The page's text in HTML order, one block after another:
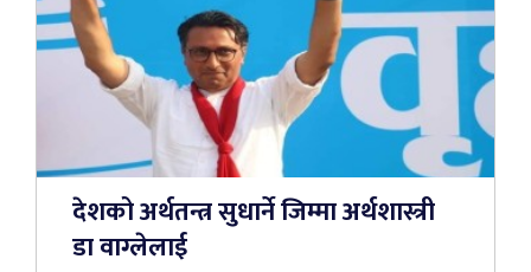
देशको अर्थतन्त्र सुधार्ने जिम्मा अर्थशास्त्री
डा वाग्लेलाई